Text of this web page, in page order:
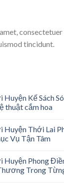
tincidunt.
Huyện Kế Sách
thuật cắm hoa
Huyện Thới Lai
Vụ Tận Tâm
Huyện Phong
Trong